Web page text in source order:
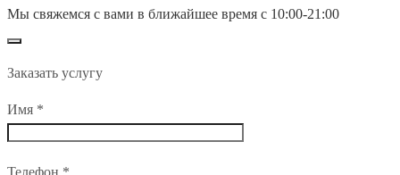
Мы свяжемся с вами в ближайшее время с 10:00-21:00
Заказать услугу
Имя *
Телефон *